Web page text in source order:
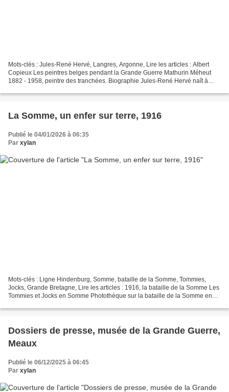
Mots-clés : Jules-René Hervé, Langres, Argonne, Lire les articles : Albert
Copieux Les peintres belges pendant la Grande Guerre Mathurin Méheut
1882 - 1958, peintre des tranchées. Biographie Jules-René Hervé naît à
La Somme, un enfer sur terre, 1916
Publié le 04/01/2026 à 06:35
Par xylan
Mots-clés : Ligne Hindenburg, Somme, bataille de la Somme, Tommies,
Jocks, Grande Bretagne, Lire les articles : 1916, la bataille de la Somme Les
Tommies et Jocks en Somme Photothèque sur la bataille de la Somme en
Dossiers de presse, musée de la Grande Guerre,
Meaux
Publié le 06/12/2025 à 06:45
Par xylan